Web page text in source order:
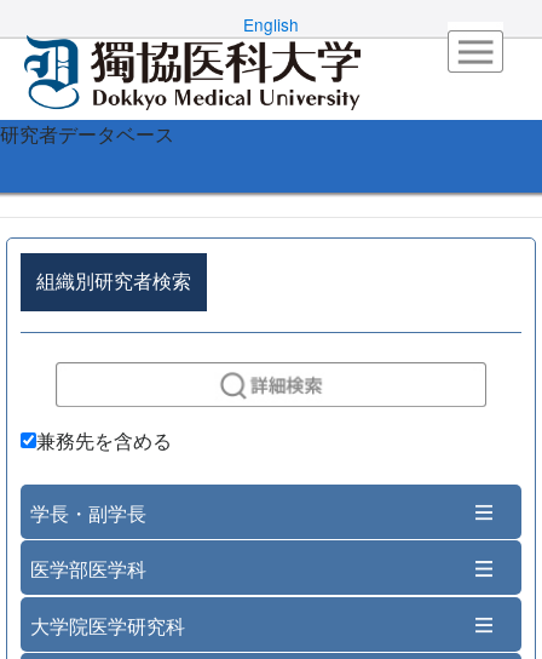
English
研究者データベース
組織別研究者検索
兼務先を含める
学長・副学長
医学部医学科
大学院医学研究科